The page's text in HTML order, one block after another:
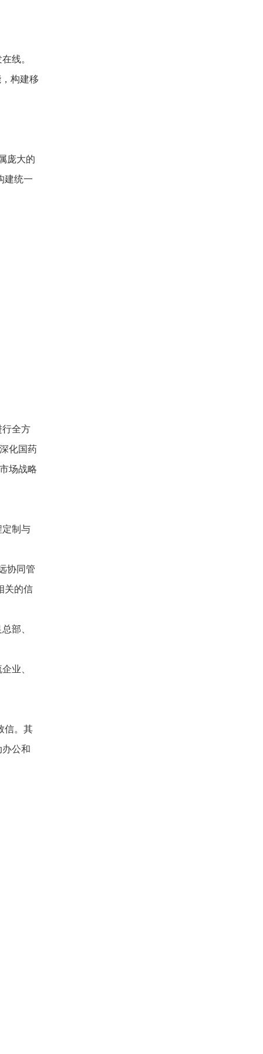
线。
构建移
庞大的
建统一
行全方
化国药
场战略
定制与
协同管
关的信
部、
业、
信。其
公和